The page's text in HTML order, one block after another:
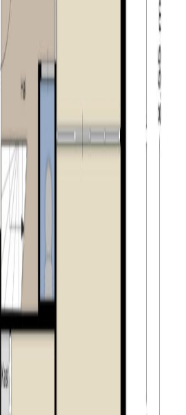
richting de omliggende
een bruisend dorp gelegen
Het dorp beschikt over een eigen
De Hovel. Tevens zijn er
op de Tilburgseweg en op het
beschikt over meerdere
school en er is speciaal
scholen zijn in het dorp
te vinden. Zo zijn er twee
GSBW), een tennisvereniging
waar zaalsporten
Het cultureel centrum Jan van
aan het culturele klimaat in Goirle.
diverse optredens en
verenigingen zich hier. Naast
diverse bruisende
vinden in het centrum van Goirle.
over een prachtige natuur. Denk
maar ook aan de bossen van